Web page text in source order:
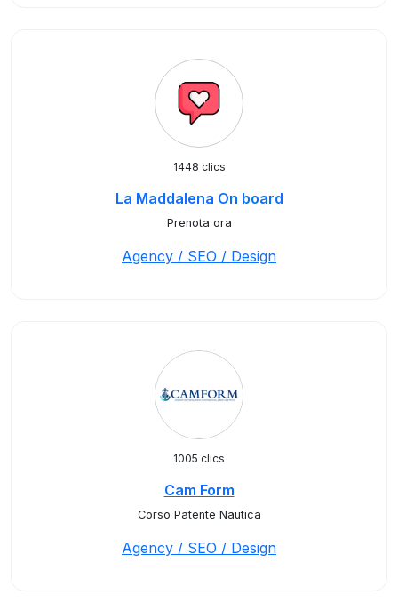
1448 clics
La Maddalena On board
Prenota ora
Agency / SEO / Design
1005 clics
Cam Form
Corso Patente Nautica
Agency / SEO / Design